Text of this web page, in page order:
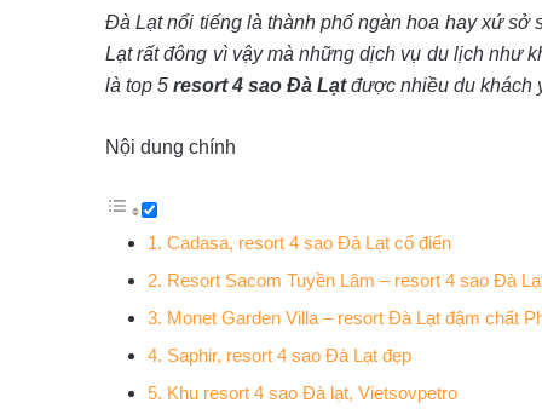
Đà Lạt nổi tiếng là thành phố ngàn hoa hay xứ
Lạt rất đông vì vậy mà những dịch vụ du lịch như
là top 5 resort 4 sao Đà Lạtđược nhiều du khách
Nội dung chính
1. Cadasa, resort 4 sao Đà Lạt cổ điển
2. Resort Sacom Tuyền Lâm – resort 4 sao Đà
3. Monet Garden Villa – resort Đà Lạt đậm chất
4. Saphir, resort 4 sao Đà Lạt đẹp
5. Khu resort 4 sao Đà lạt, Vietsovpetro